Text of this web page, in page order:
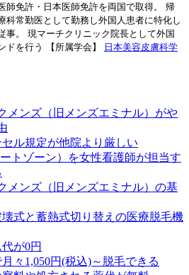
師免許・日本医師免許を両国で取得。
帰
科常勤医として勤務し外国人患者に特化し
。
現マーチクリニック院長として外国
ドを行う
【所属学会】
日本美容皮膚科学
メンズ（旧メンズエミナル）がや
ル規定が他院より厳しい
トゾーン）を女性看護師が担当す
メンズ（旧メンズエミナル）の基
式と蓄熱式切り替えの医療脱毛機
が0円
々1,050円(税込)～脱毛できる